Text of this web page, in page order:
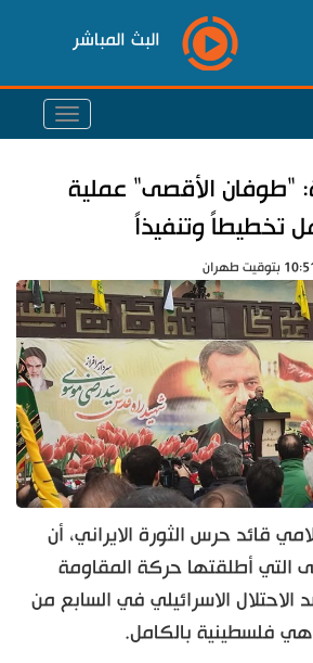
البث المباشر
"طوفان الأقصى" عملية
تخطيطاً وتنفيذاً
قائد حرس الثورة الايراني، أن
التي أطلقتها حركة المقاومة
الاسرائيلي في السابع من
فلسطينية بالكامل.